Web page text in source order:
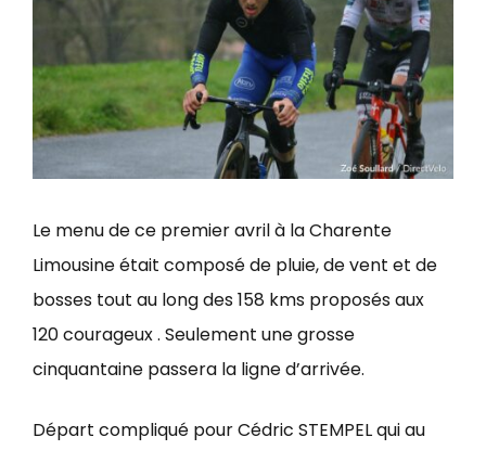
Le menu de ce premier avril à la Charente
Limousine était composé de pluie, de vent et de
bosses tout au long des 158 kms proposés aux
120 courageux . Seulement une grosse
cinquantaine passera la ligne d’arrivée.
Départ compliqué pour Cédric STEMPEL qui au